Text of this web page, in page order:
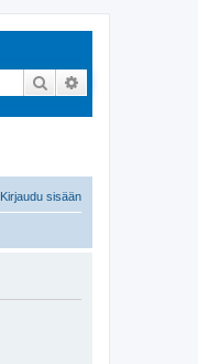
Etsi
Kirjaudu sisään